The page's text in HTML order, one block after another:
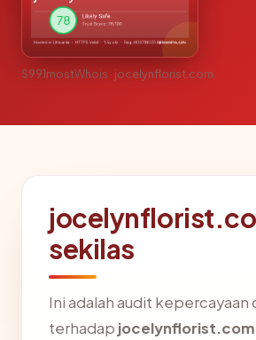
S991mostWhois · jocelynflorist.com
sekilas
Ini adalah audit kepercayaan
terhadap jocelynflorist.com